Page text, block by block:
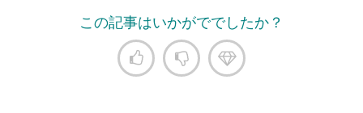
この記事はいかがででしたか？